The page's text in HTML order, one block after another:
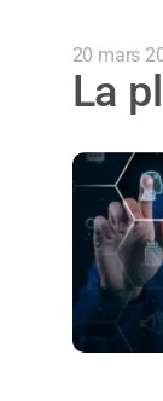
20 mars
La